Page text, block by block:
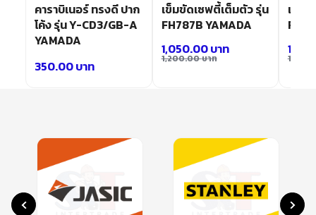
คาราบิเนอร์ ทรงดี ปาก
โค้ง รุ่น Y-CD3/GB-A
YAMADA
350.00บาท
เข็มขัดเซฟตี้เต็มตัว รุ่น
FH787B YAMADA
1,200.00บาท
1,050.00บาท
เข็ม